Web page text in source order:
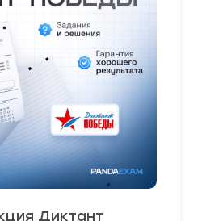
Диктант